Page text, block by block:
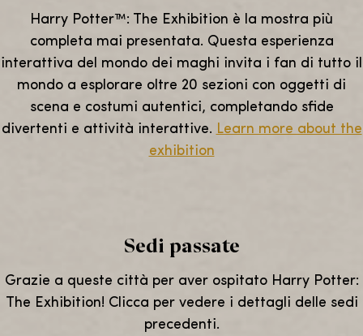
Harry Potter™: The Exhibition è la mostra più
completa mai presentata. Questa esperienza
interattiva del mondo dei maghi invita i fan di tutto il
mondo a esplorare oltre 20 sezioni con oggetti di
scena e costumi autentici, completando sfide
divertenti e attività interattive. Learn more about the
exhibition
Sedi passate
Grazie a queste città per aver ospitato Harry Potter:
The Exhibition! Clicca per vedere i dettagli delle sedi
precedenti.